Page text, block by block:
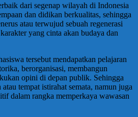
dari segenap wilayah di Indonesia
dan didikan berkualitas, sehingga
atau terwujud sebuah regenerasi
yang cinta akan budaya dan
tersebut mendapatkan pelajaran
berorganisasi, membangun
opini di depan publik. Sehingga
tempat istirahat semata, namun juga
dalam rangka memperkaya wawasan